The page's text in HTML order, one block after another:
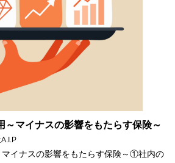
～マイナスの影響をもたらす保険～
イナスの影響をもたらす保険～①社内の